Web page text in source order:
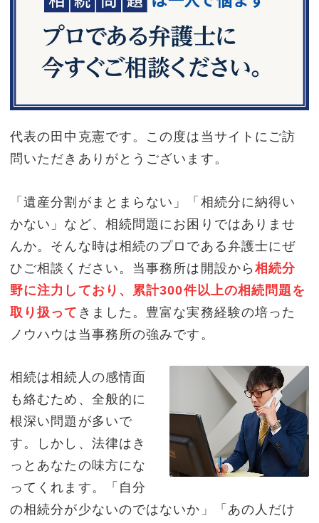
代表の田中克憲です。この度は当サイトにご訪
問いただきありがとうございます。
「遺産分割がまとまらない」「相続分に納得い
かない」など、相続問題にお困りではありませ
んか。そんな時は相続のプロである弁護士にぜ
ひご相談ください。当事務所は開設から相続分
野に注力しており、累計300件以上の相続問題を
取り扱って きました。豊富な実務経験の培った
ノウハウは当事務所の強みです。
相続は相続人の感情面
も絡むため、全般的に
根深い問題が多いで
す。しかし、法律はき
っとあなたの味方にな
ってくれます。「自分
の相続分が少ないのではないか」「あの人だけ